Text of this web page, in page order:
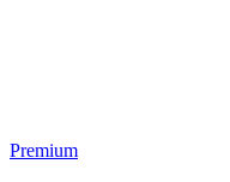
Premium